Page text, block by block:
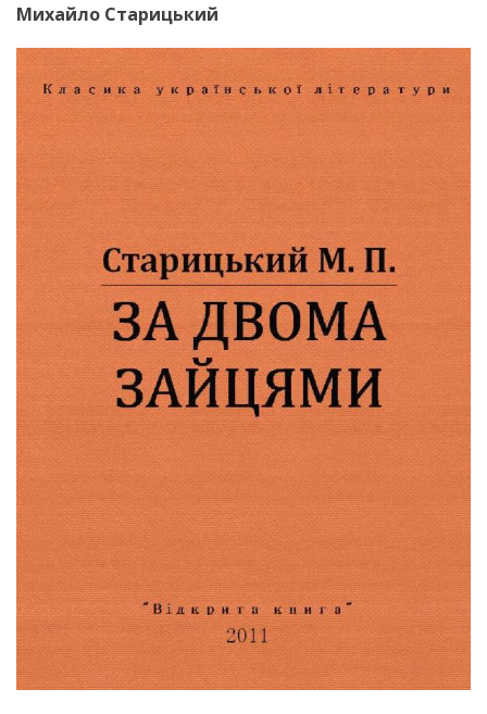
Михайло Старицький